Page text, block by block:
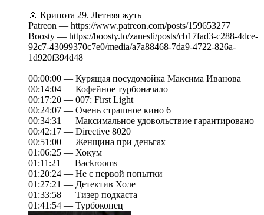
🌞 Крипота 29. Летняя жуть
Patreon — https://www.patreon.com/posts/159653277
Boosty — https://boosty.to/zanesli/posts/cb17fad3-c288-4dce-
92c7-43099370c7e0/media/a7a88468-7da9-4722-826a-
1d920f394d48
00:00:00 — Курящая посудомойка Максима Иванова
00:14:04 — Кофейное турбоначало
00:17:20 — 007: First Light
00:24:07 — Очень страшное кино 6
00:34:31 — Максимальное удовольствие гарантировано
00:42:17 — Directive 8020
00:51:00 — Женщина при деньгах
01:06:25 — Хокум
01:11:21 — Backrooms
01:20:24 — Не с первой попытки
01:27:21 — Детектив Холе
01:33:58 — Тизер подкаста
01:41:54 — Турбоконец